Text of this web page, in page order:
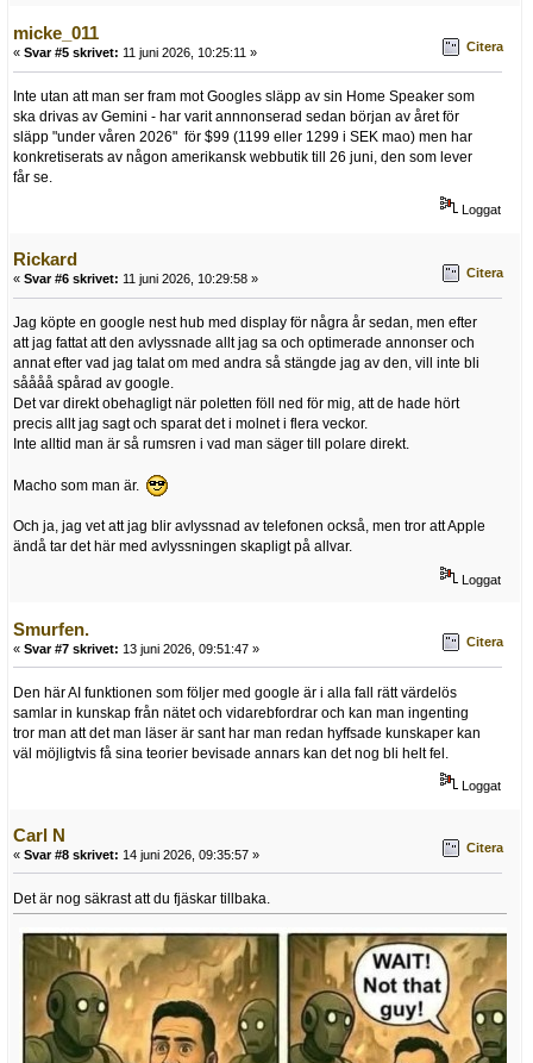
micke_011
« Svar #5 skrivet: 11 juni 2026, 10:25:11 » Citera
Inte utan att man ser fram mot Googles släpp av sin Home Speaker som
ska drivas av Gemini - har varit annnonserad sedan början av året för
släpp "under våren 2026" för $99 (1199 eller 1299 i SEK mao) men har
konkretiserats av någon amerikansk webbutik till 26 juni, den som lever
får se.
Loggat
Rickard
« Svar #6 skrivet: 11 juni 2026, 10:29:58 » Citera
Jag köpte en google nest hub med display för några år sedan, men efter
att jag fattat att den avlyssnade allt jag sa och optimerade annonser och
annat efter vad jag talat om med andra så stängde jag av den, vill inte bli
såååå spårad av google.
Det var direkt obehagligt när poletten föll ned för mig, att de hade hört
precis allt jag sagt och sparat det i molnet i flera veckor.
Inte alltid man är så rumsren i vad man säger till polare direkt.
Macho som man är.
Och ja, jag vet att jag blir avlyssnad av telefonen också, men tror att Apple
ändå tar det här med avlyssningen skapligt på allvar.
Loggat
Smurfen.
« Svar #7 skrivet: 13 juni 2026, 09:51:47 » Citera
Den här AI funktionen som följer med google är i alla fall rätt värdelös
samlar in kunskap från nätet och vidarebfordrar och kan man ingenting
tror man att det man läser är sant har man redan hyffsade kunskaper kan
väl möjligtvis få sina teorier bevisade annars kan det nog bli helt fel.
Loggat
Carl N
« Svar #8 skrivet: 14 juni 2026, 09:35:57 » Citera
Det är nog säkrast att du fjäskar tillbaka.